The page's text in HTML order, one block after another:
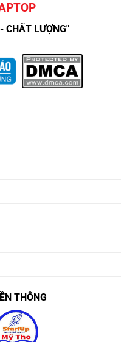
CHẤT LƯỢNG"
THÔNG